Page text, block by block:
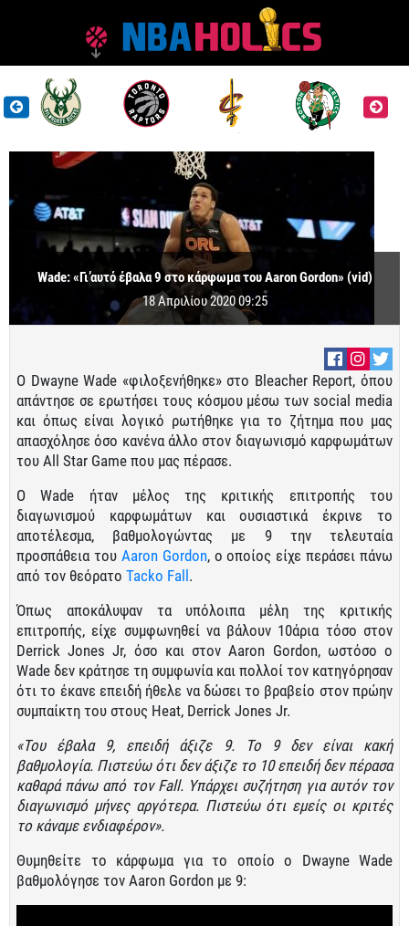
Wade: «Γι’αυτό έβαλα 9 στο κάρφωμα του Aaron Gordon» (vid)
18 Απριλίου 2020 09:25
Ο Dwayne Wade «φιλοξενήθηκε» στο Bleacher Report, όπου
απάντησε σε ερωτήσει τους κόσμου μέσω των social media
και όπως είναι λογικό ρωτήθηκε για το ζήτημα που μας
απασχόλησε όσο κανένα άλλο στον διαγωνισμό καρφωμάτων
του All Star Game που μας πέρασε.
Ο Wade ήταν μέλος της κριτικής επιτροπής του
διαγωνισμού καρφωμάτων και ουσιαστικά έκρινε το
αποτέλεσμα, βαθμολογώντας με 9 την τελευταία
προσπάθεια του Aaron Gordon, ο οποίος είχε περάσει πάνω
από τον θεόρατο Tacko Fall .
Όπως αποκάλυψαν τα υπόλοιπα μέλη της κριτικής
επιτροπής, είχε συμφωνηθεί να βάλουν 10άρια τόσο στον
Derrick Jones Jr, όσο και στον Aaron Gordon, ωστόσο ο
Wade δεν κράτησε τη συμφωνία και πολλοί τον κατηγόρησαν
ότι το έκανε επειδή ήθελε να δώσει το βραβείο στον πρώην
συμπαίκτη του στους Heat, Derrick Jones Jr.
«Του έβαλα 9, επειδή άξιζε 9. Το 9 δεν είναι κακή
βαθμολογία. Πιστεύω ότι δεν άξιζε το 10 επειδή δεν πέρασα
καθαρά πάνω από τον Fall. Υπάρχει συζήτηση για αυτόν τον
διαγωνισμό μήνες αργότερα. Πιστεύω ότι εμείς οι κριτές
το κάναμε ενδιαφέρον».
Θυμηθείτε το κάρφωμα για το οποίο ο Dwayne Wade
βαθμολόγησε τον Aaron Gordon με 9: